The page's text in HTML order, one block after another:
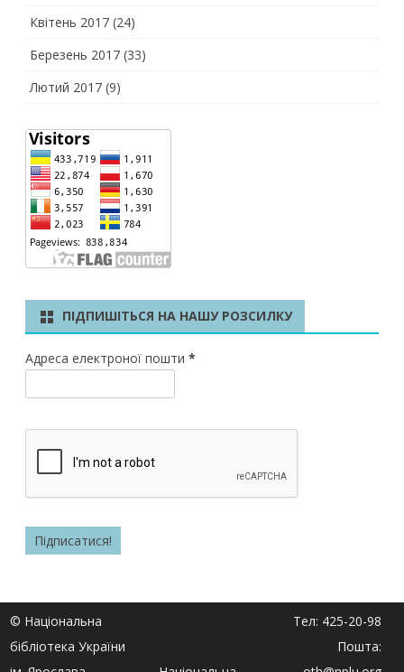
Квітень 2017 (24)
Березень 2017 (33)
Лютий 2017 (9)
ПІДПИШІТЬСЯ НА НАШУ РОЗСИЛКУ
Адреса електроної пошти *
© Національна
бібліотека України
Тел: 425-20-98
Пошта: